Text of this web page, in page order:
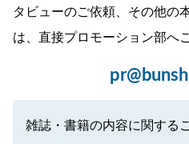
タビューのご依頼、その他の
は、直接プロモーション部へ
雑誌・書籍の内容に関する